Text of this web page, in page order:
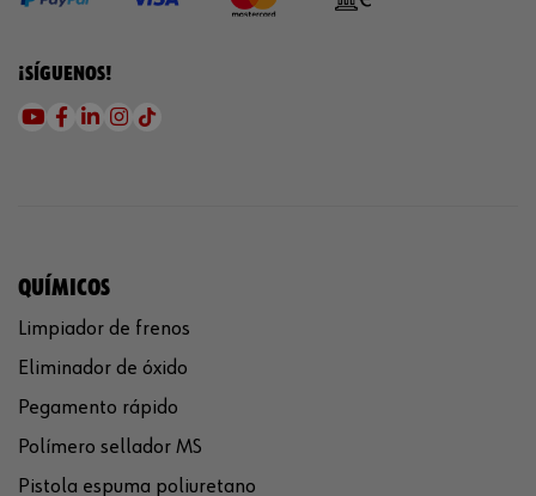
¡SÍGUENOS!
QUÍMICOS
Limpiador de frenos
Eliminador de óxido
Pegamento rápido
Polímero sellador MS
Pistola espuma poliuretano